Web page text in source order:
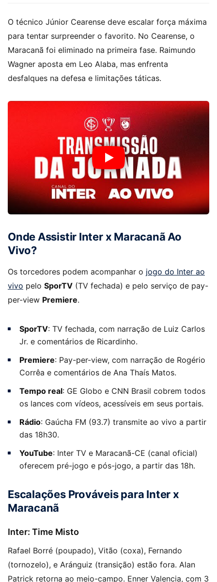
O técnico Júnior Cearense deve escalar força máxima
para tentar surpreender o favorito. No Cearense, o
Maracanã foi eliminado na primeira fase. Raimundo
Wagner aposta em Leo Alaba, mas enfrenta
desfalques na defesa e limitações táticas.
Onde Assistir Inter x Maracanã Ao
Vivo?
Os torcedores podem acompanhar o jogo do Inter ao
vivo pelo SporTV (TV fechada) e pelo serviço de pay-
per-view Premiere.
SporTV: TV fechada, com narração de Luiz Carlos
Jr. e comentários de Ricardinho.
Premiere: Pay-per-view, com narração de Rogério
Corrêa e comentários de Ana Thaís Matos.
Tempo real: GE Globo e CNN Brasil cobrem todos
os lances com vídeos, acessíveis em seus portais.
Rádio: Gaúcha FM (93.7) transmite ao vivo a partir
das 18h30.
YouTube: Inter TV e Maracanã-CE (canal oficial)
oferecem pré-jogo e pós-jogo, a partir das 18h.
Escalações Prováveis para Inter x
Maracanã
Inter: Time Misto
Rafael Borré (poupado), Vitão (coxa), Fernando
(tornozelo), e Aránguiz (transição) estão fora. Alan
Patrick retorna ao meio-campo. Enner Valencia, com 3